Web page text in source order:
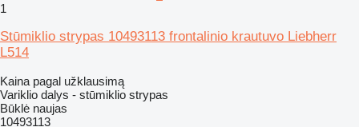
1
Stūmiklio strypas 10493113 frontalinio krautuvo Liebherr
L514
Kaina pagal užklausimą
Variklio dalys - stūmiklio strypas
Būklė naujas
10493113